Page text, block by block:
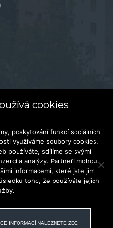
Práva Vyhrazena.
cookies
poskytování funkcí sociálních
využíváme soubory cookies.
používáte, sdílíme se svými
a analýzy. Partneři mohou
informacemi, které jste jim
toho, že používáte jejich
INFORMACÍ NALEZNETE ZDE